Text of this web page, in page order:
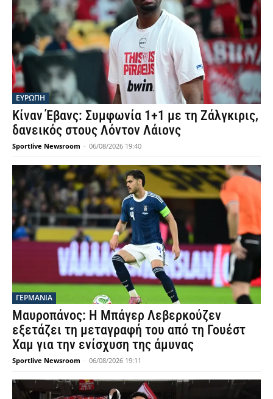
ΕΥΡΩΠΗ
Κίναν Έβανς: Συμφωνία 1+1 με τη Ζάλγκιρις,
δανεικός στους Λόντον Λάιονς
Sportlive Newsroom - 06/08/2026 19:40
ΓΕΡΜΑΝΙΑ
Μαυροπάνος: Η Μπάγερ Λεβερκούζεν
εξετάζει τη μεταγραφή του από τη Γουέστ
Χαμ για την ενίσχυση της άμυνας
Sportlive Newsroom - 06/08/2026 19:11